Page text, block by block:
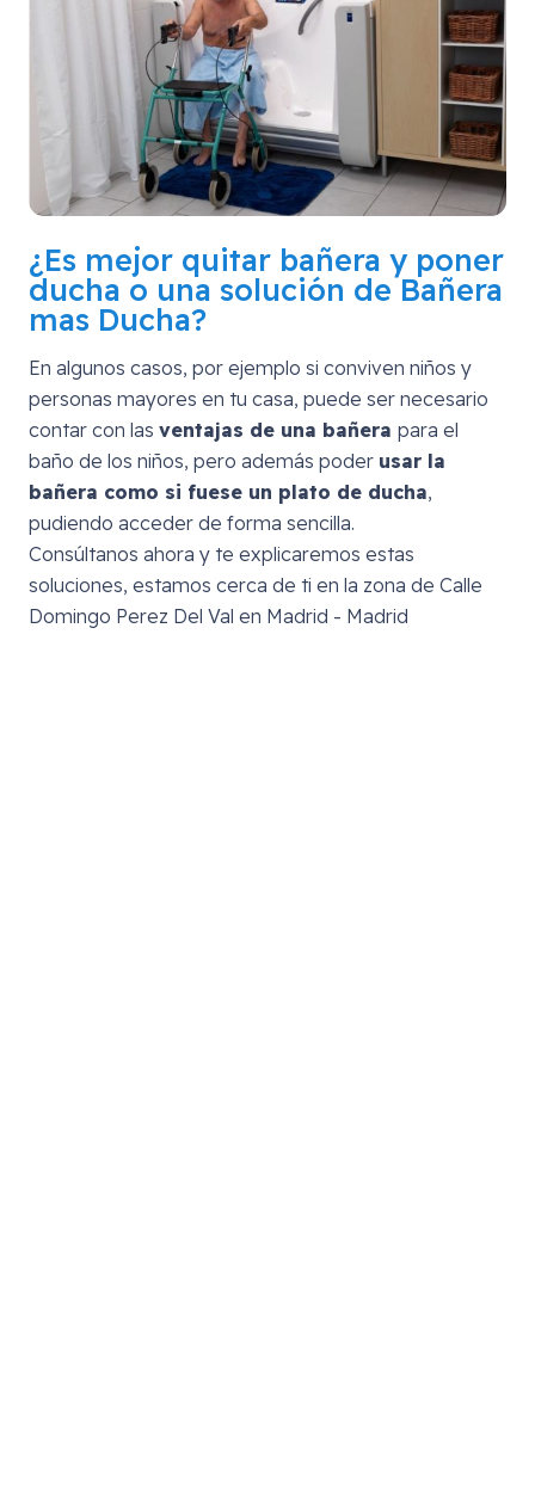
¿Es mejor quitar bañera y poner
ducha o una solución de Bañera
mas Ducha?
En algunos casos, por ejemplo si conviven niños y
personas mayores en tu casa, puede ser necesario
contar con las ventajas de una bañera para el
baño de los niños, pero además poder usar la
bañera como si fuese un plato de ducha,
pudiendo acceder de forma sencilla.
Consúltanos ahora y te explicaremos estas
soluciones, estamos cerca de ti en la zona de Calle
Domingo Perez Del Val en Madrid - Madrid